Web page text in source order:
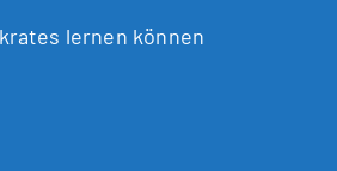
lernen können